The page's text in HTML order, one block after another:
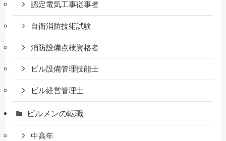
認定電気工事従事者
自衛消防技術試験
消防設備点検資格者
ビル設備管理技能士
ビル経営管理士
ビルメンの転職
中高年